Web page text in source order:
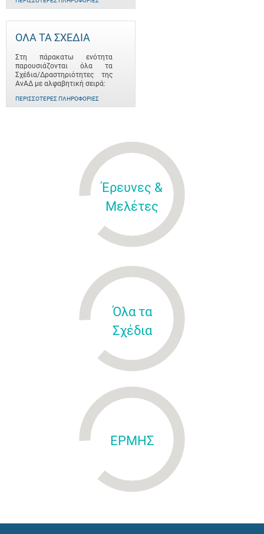
ΟΛΑ ΤΑ ΣΧΕΔΙΑ
Στη πάρακατω ενότητα
παρουσιάζονται όλα τα
Σχέδια/Δραστηριότητες της
ΑνΑΔ με αλφαβητική σειρά:
ΠΕΡΙΣΣΌΤΕΡΕΣ ΠΛΗΡΟΦΟΡΊΕΣ
Έρευνες &
Μελέτες
Όλα τα
Σχέδια
ΕΡΜΗΣ